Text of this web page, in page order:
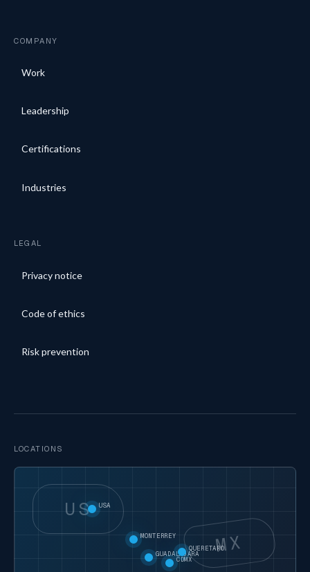
COMPANY
Work
Leadership
Certifications
Industries
LEGAL
Privacy notice
Code of ethics
Risk prevention
LOCATIONS
US
MX
USA
MONTERREY
GUADALAJARA
CDMX
QUERETARO